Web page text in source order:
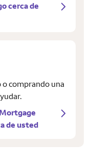
cerca de
o comprando una
de usted